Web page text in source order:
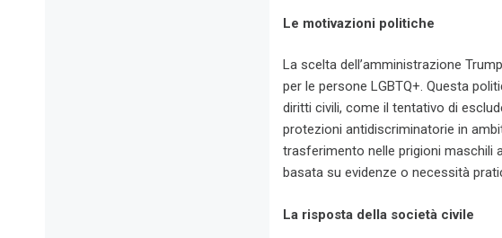
Le motivazioni politiche
La scelta dell’amministrazione
per le persone LGBTQ+. Questa
diritti civili, come il tentativo di
protezioni antidiscriminatorie in
trasferimento nelle prigioni maschili
basata su evidenze o necessità
La risposta della società civile